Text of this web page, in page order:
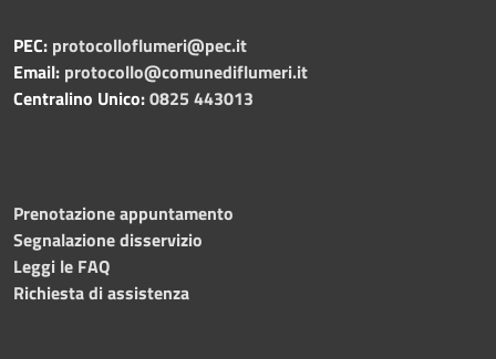
PEC: protocolloflumeri@pec.it
Email: protocollo@comunediflumeri.it
Centralino Unico:0825 443013
Prenotazione appuntamento
Segnalazione disservizio
Leggi le FAQ
Richiesta di assistenza